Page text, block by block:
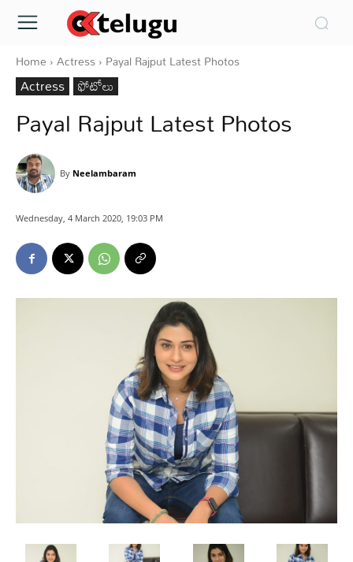
Home Actress Payal Rajput Latest Photos
Actress ఫోటోలు
Payal Rajput Latest Photos
By Neelambaram
Wednesday, 4 March 2020, 19:03 PM